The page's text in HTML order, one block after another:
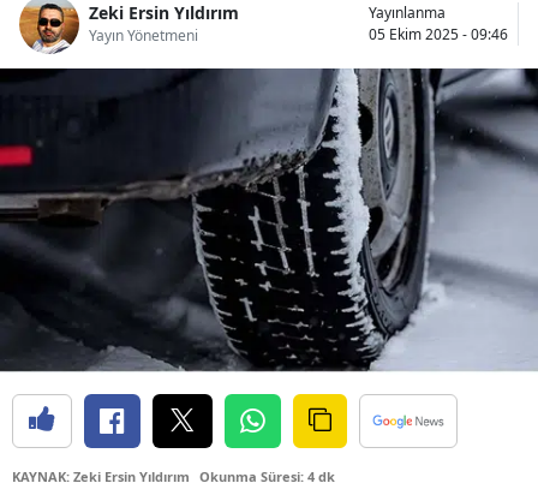
Bitlis
Bolu
Burdur
Bursa
Çanakkale
Çankırı
Çorum
Denizli
Diyarbakır
Zeki Ersin Yıldırım
Yayın Yönetmeni
Yayınlanma
05 Ekim 2025 - 09:46
KAYNAK: Zeki Ersin Yıldırım Okunma Süresi: 4 dk